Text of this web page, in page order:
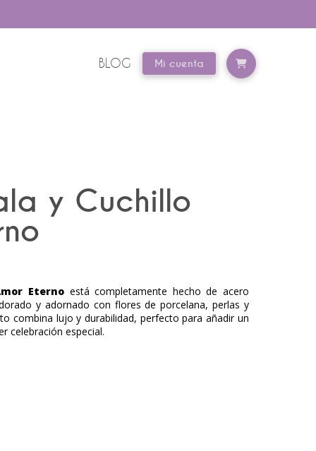
BLOG Mi cuenta
y Cuchillo
Eternoestá completamente hecho de acero
y adornado con flores de porcelana, perlas y
combina lujo y durabilidad, perfecto para añadir un
celebración especial.